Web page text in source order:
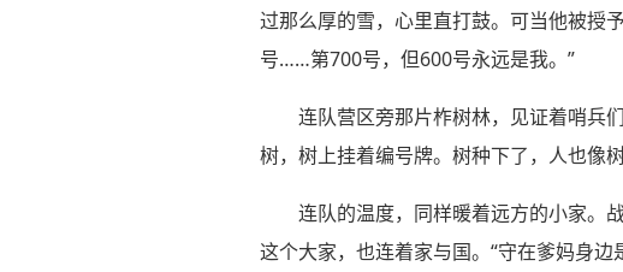
过那么厚的雪，心里直打鼓。可当他被授
号……第700号，但600号永远是我。”
连队营区旁那片柞树林，见证着哨兵
树，树上挂着编号牌。树种下了，人也像
连队的温度，同样暖着远方的小家。
这个大家，也连着家与国。“守在爹妈身边